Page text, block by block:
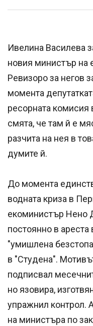
Ивелина Василева
новия министър на
Ревизоро за негов
момента
ресорната
смята, че там й е
разчита на нея в
думите й.
До момента
водната криза в
екоминистър Нено
постоянно в
"умишлена
в "Студена".
подписвал
но язовира,
упражнил контрол.
на министъра по